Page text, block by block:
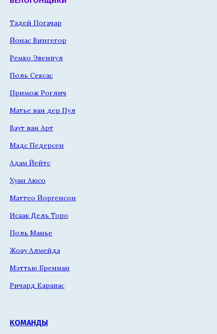
Тадей Погачар
Йонас Вингегор
Ремко Эвенпул
Поль Сексас
Примож Роглич
Матье ван дер Пул
Ваут ван Арт
Мадс Педерсен
Адам Йейтс
Хуан Аюсо
Маттео Йоргенсон
Исаак Дель Торо
Поль Манье
Жоау Алмейда
Мэттью Бреннан
Ричард Карапас
КОМАНДЫ